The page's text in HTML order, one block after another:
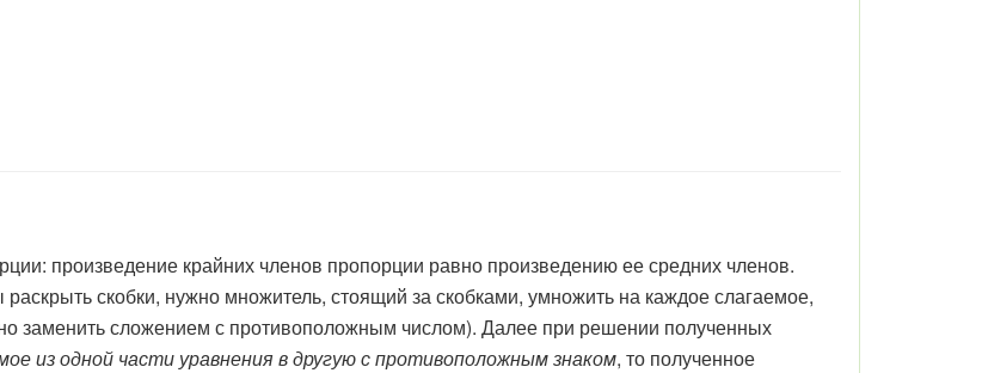
произведение крайних членов пропорции равно произведению ее средних членов.
скобки, нужно множитель, стоящий за скобками, умножить на каждое слагаемое,
заменить сложением с противоположным числом). Далее при решении полученных
из одной части уравнения в другую с противоположным знаком, то полученное